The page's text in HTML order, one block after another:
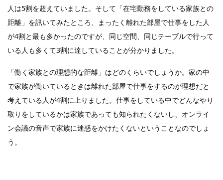
人は5割を超えていました。そして「在宅勤務をしている家族との
距離」を訊いてみたところ、まったく離れた部屋で仕事をした人
が4割と最も多かったのですが、同じ空間、同じテーブルで行って
いる人も多くて3割に達していることが分かりました。
「働く家族との理想的な距離」はどのくらいでしょうか。家の中
で家族が働いているときは離れた部屋で仕事をするのが理想だと
考えている人が4割に上りました。仕事をしている中でどんなやり
取りをしているかは家族であっても知られたくないし、オンライ
ン会議の音声で家族に迷惑をかけたくないということなのでしょ
う。